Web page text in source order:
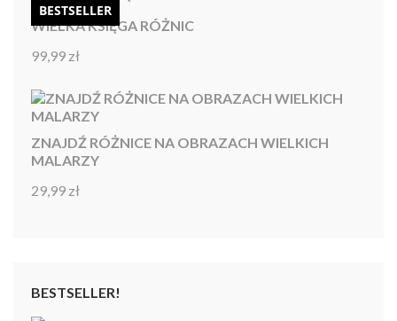
BESTSELLER
WIELKA KSIĘGA RÓŻNIC
Oceniono
99,99 zł
ZNAJDŹ RÓŻNICE NA OBRAZACH WIELKICH
MALARZY
Oceniono
29,99 zł
BESTSELLER!